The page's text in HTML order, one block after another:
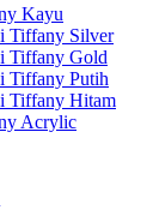
Kayu
Tiffany Silver
Tiffany Gold
Tiffany Putih
Tiffany Hitam
Acrylic